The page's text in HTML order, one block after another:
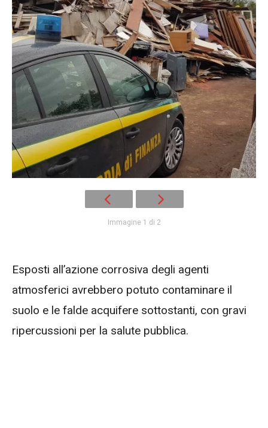
Immagine 1 di 2
Esposti all’azione corrosiva degli agenti
atmosferici avrebbero potuto contaminare il
suolo e le falde acquifere sottostanti, con gravi
ripercussioni per la salute pubblica.